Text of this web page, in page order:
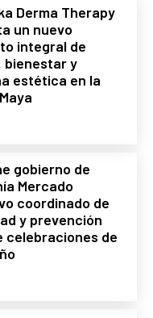
Derma Therapy
un nuevo
integral de
bienestar y
estética en la
gobierno de
Mercado
coordinado de
y prevención
celebraciones de